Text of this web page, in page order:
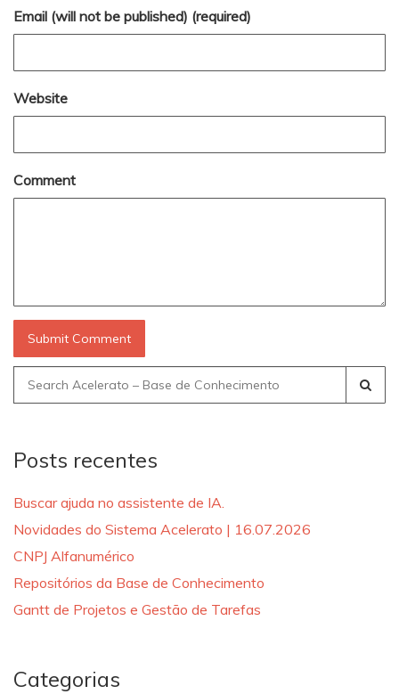
Email (will not be published) (required)
Website
Comment
Search
for:
Posts recentes
Buscar ajuda no assistente de IA.
Novidades do Sistema Acelerato | 16.07.2026
CNPJ Alfanumérico
Repositórios da Base de Conhecimento
Gantt de Projetos e Gestão de Tarefas
Categorias